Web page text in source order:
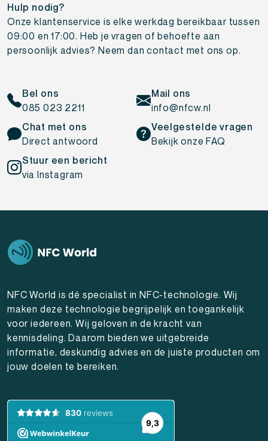
Hulp nodig?
Onze klantenservice is elke werkdag bereikbaar tussen
09:00 en 17:00. Heb je vragen of behoefte aan
persoonlijk advies? Neem dan contact met ons op.
Bel ons
085 023 2211
Mail ons
info@nfcw.nl
Chat met ons
Direct antwoord
Veelgestelde vragen
Bekijk onze FAQ
Stuur een bericht
via Instagram
NFC World is dé specialist in NFC-technologie. Wij
maken deze technologie begrijpelijk en toegankelijk
voor iedereen. Wij geloven in de kracht van
kennisdeling. Daarom bieden we uitgebreide
informatie, deskundig advies en de juiste producten om
jouw doelen te bereiken.